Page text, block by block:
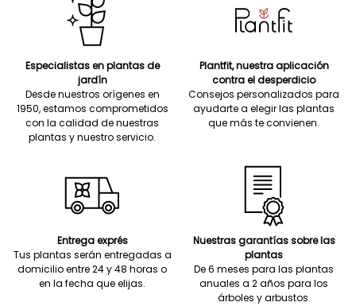
Especialistas en plantas de
jardín
Desde nuestros orígenes en
1950, estamos comprometidos
con la calidad de nuestras
plantas y nuestro servicio.
Plantfit, nuestra aplicación
contra el desperdicio
Consejos personalizados para
ayudarte a elegir las plantas
que más te convienen.
Entrega exprés
Tus plantas serán entregadas a
domicilio entre 24 y 48 horas o
en la fecha que elijas.
Nuestras garantías sobre las
plantas
De 6 meses para las plantas
anuales a 2 años para los
árboles y arbustos.